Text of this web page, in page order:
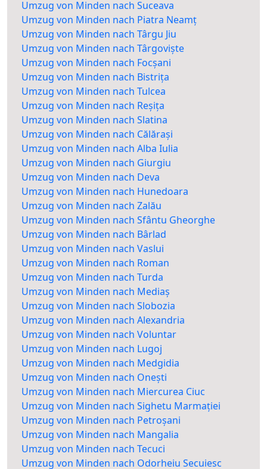
Umzug von Minden nach Suceava
Umzug von Minden nach Piatra Neamț
Umzug von Minden nach Târgu Jiu
Umzug von Minden nach Târgoviște
Umzug von Minden nach Focșani
Umzug von Minden nach Bistrița
Umzug von Minden nach Tulcea
Umzug von Minden nach Reșița
Umzug von Minden nach Slatina
Umzug von Minden nach Călărași
Umzug von Minden nach Alba Iulia
Umzug von Minden nach Giurgiu
Umzug von Minden nach Deva
Umzug von Minden nach Hunedoara
Umzug von Minden nach Zalău
Umzug von Minden nach Sfântu Gheorghe
Umzug von Minden nach Bârlad
Umzug von Minden nach Vaslui
Umzug von Minden nach Roman
Umzug von Minden nach Turda
Umzug von Minden nach Mediaș
Umzug von Minden nach Slobozia
Umzug von Minden nach Alexandria
Umzug von Minden nach Voluntar
Umzug von Minden nach Lugoj
Umzug von Minden nach Medgidia
Umzug von Minden nach Onești
Umzug von Minden nach Miercurea Ciuc
Umzug von Minden nach Sighetu Marmației
Umzug von Minden nach Petroșani
Umzug von Minden nach Mangalia
Umzug von Minden nach Tecuci
Umzug von Minden nach Odorheiu Secuiesc